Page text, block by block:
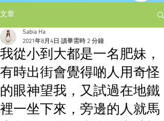
文章
我從小到大都是一名肥妹，
有時出街會覺得啲人用奇怪
的眼神望我，又試過在地鐵
裡一坐下來，旁邊的人就馬
Sabia Ha
2021年8月4日 讀畢需時 2 分鐘